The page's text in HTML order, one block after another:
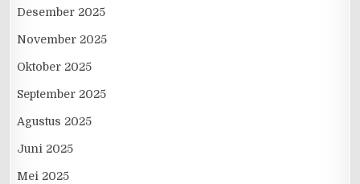
Desember 2025
November 2025
Oktober 2025
September 2025
Agustus 2025
Juni 2025
Mei 2025